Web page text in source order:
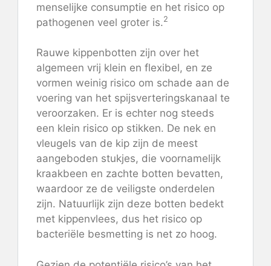
menselijke consumptie en het risico op
pathogenen veel groter is.2
Rauwe kippenbotten zijn over het
algemeen vrij klein en flexibel, en ze
vormen weinig risico om schade aan de
voering van het spijsverteringskanaal te
veroorzaken. Er is echter nog steeds
een klein risico op stikken. De nek en
vleugels van de kip zijn de meest
aangeboden stukjes, die voornamelijk
kraakbeen en zachte botten bevatten,
waardoor ze de veiligste onderdelen
zijn. Natuurlijk zijn deze botten bedekt
met kippenvlees, dus het risico op
bacteriële besmetting is net zo hoog.